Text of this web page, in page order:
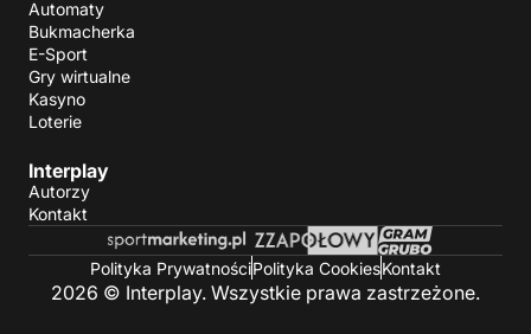
Automaty
Bukmacherka
E-Sport
Gry wirtualne
Kasyno
Loterie
Interplay
Autorzy
Kontakt
Polityka PrywatnościPolityka CookiesKontakt
2026 © Interplay. Wszystkie prawa zastrzeżone.